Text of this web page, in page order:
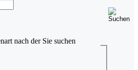
nach der Sie suchen